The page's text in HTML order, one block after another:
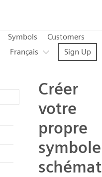
Symbols
Customers
Français
Sign Up
Créer
votre
propre
symbole